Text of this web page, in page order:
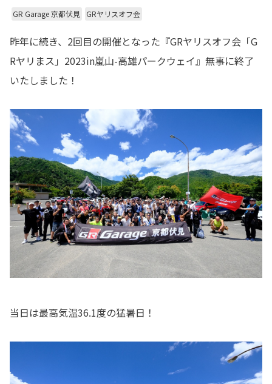
GR Garage 京都伏見 GRヤリスオフ会
昨年に続き、2回目の開催となった『GRヤリスオフ会「G
Rヤリまス」2023in嵐山-高雄パークウェイ』無事に終了
いたしました！
当日は最高気温36.1度の猛暑日！